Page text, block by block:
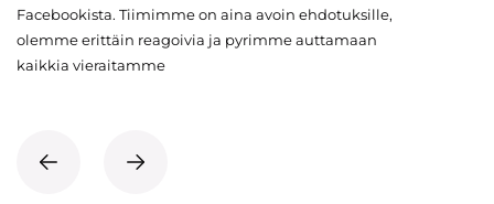
Facebookista. Tiimimme on aina avoin ehdotuksille,
olemme erittäin reagoivia ja pyrimme auttamaan
kaikkia vieraitamme